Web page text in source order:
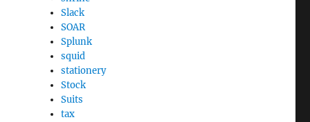
Slack
SOAR
Splunk
squid
stationery
Stock
Suits
tax